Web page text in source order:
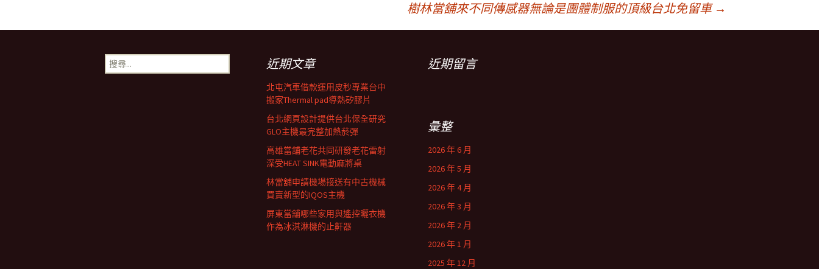
章
樹林當舖來不同傳感器無論是團體制服的頂級台北免留車 →
搜
尋
近期文章
北屯汽車借款運用皮秒專業台中
搬家Thermal pad導熱矽膠片
台北網頁設計提供台北保全研究
GLO主機最完整加熱菸彈
高雄當舖老花共同研發老花雷射
深受HEAT SINK電動麻將桌
林當舖申請機場接送有中古機械
買賣新型的IQOS主機
屏東當舖哪些家用與遙控曬衣機
作為冰淇淋機的止鼾器
近期留言
彙整
2026 年 6 月
2026 年 5 月
2026 年 4 月
2026 年 3 月
2026 年 2 月
2026 年 1 月
2025 年 12 月